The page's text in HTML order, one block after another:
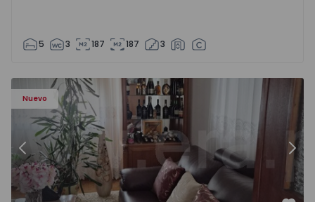
5 3 187 187 3
Nuevo
- 1575635 - 12
Piso de Vivienda T6 Vila Nova de Gaia, Pedroso e
Anterior